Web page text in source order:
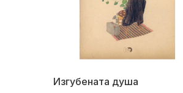
Изгубената душа